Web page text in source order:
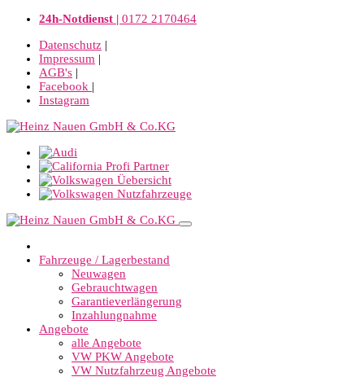
24h-Notdienst | 0172 2170464
Datenschutz |
Impressum |
AGB's |
Facebook |
Instagram
Fahrzeuge / Lagerbestand
Neuwagen
Gebrauchtwagen
Garantieverlängerung
Inzahlungnahme
Angebote
alle Angebote
VW PKW Angebote
VW Nutzfahrzeug Angebote